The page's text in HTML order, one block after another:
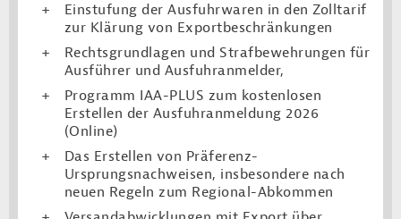
Einstufung der Ausfuhrwaren in den Zolltarif
zur Klärung von Exportbeschränkungen
Rechtsgrundlagen und Strafbewehrungen für
Ausführer und Ausfuhranmelder,
Programm IAA-PLUS zum kostenlosen
Erstellen der Ausfuhranmeldung 2026
(Online)
Das Erstellen von Präferenz-
Ursprungsnachweisen, insbesondere nach
neuen Regeln zum Regional-Abkommen